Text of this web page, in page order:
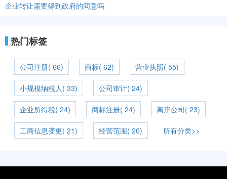
企业转让需要得到政府的同意吗
热门标签
公司注册( 66) 商标( 62) 营业执照( 55)
小规模纳税人( 33) 公司审计( 24)
企业所得税( 24) 商标注册( 24) 离岸公司( 23)
工商信息变更( 21) 经营范围( 20) 所有分类>>